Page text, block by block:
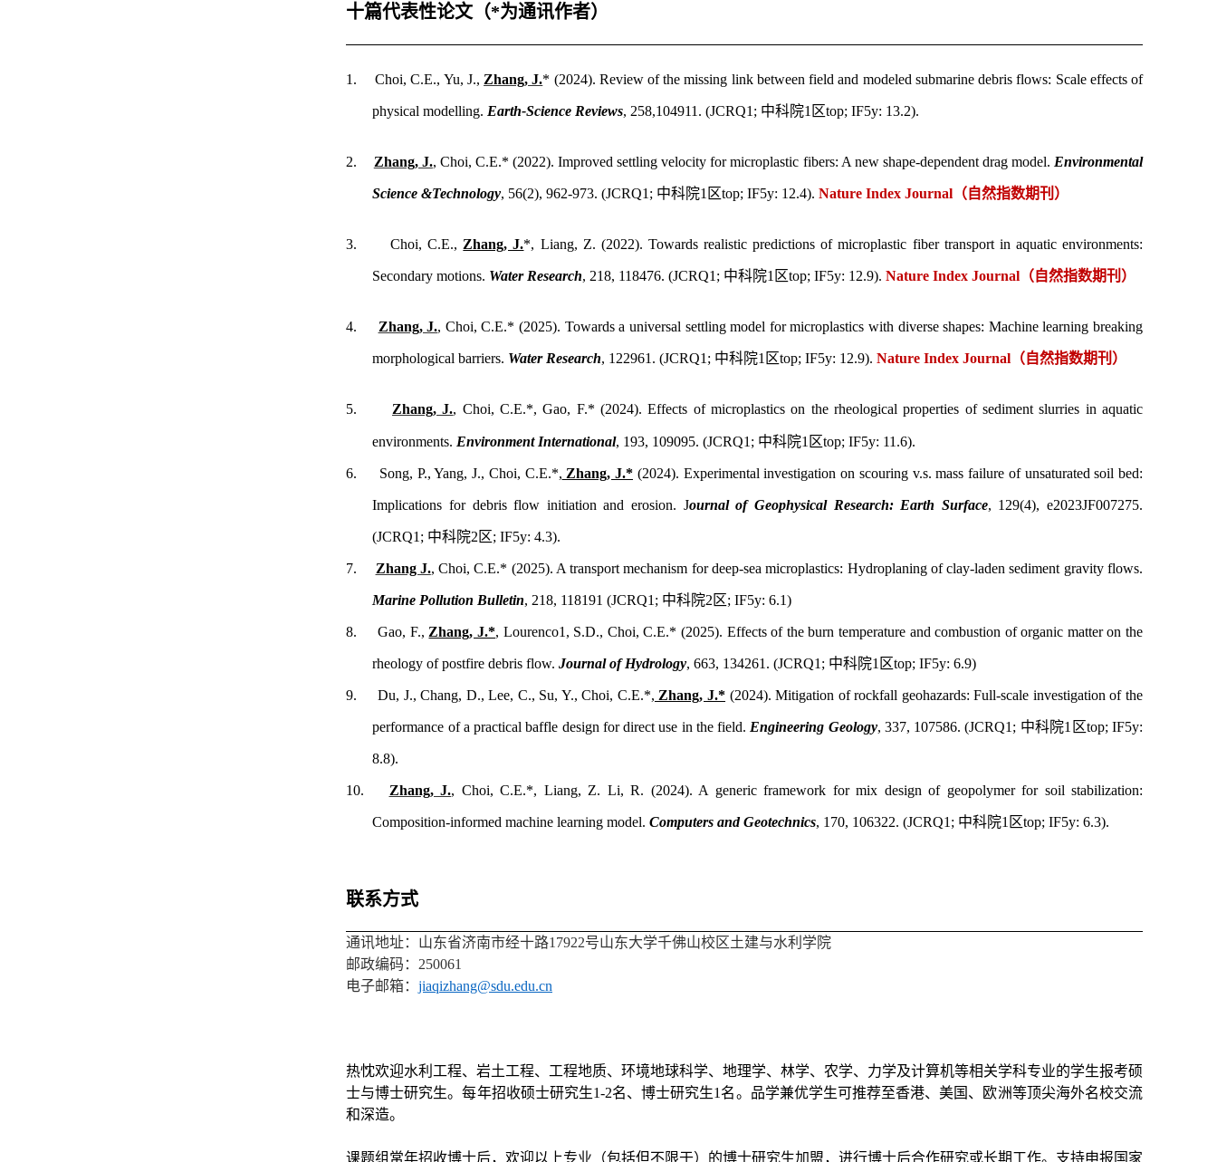
十篇代表性论文（*为通讯作者）
1. Choi, C.E., Yu, J.,Zhang, J.* (2024). Review of the missing link between field and modeled submarine debris flows: Scale effects of
physical modelling.Earth-Science Reviews, 258,104911. (JCRQ1; 中科院1 区top;IF5y: 13.2).
2. Zhang, J., Choi, C.E.* (2022). Improved settling velocity for microplastic fibers: A new shape-dependent drag model. Environmental
Science &Technology, 56(2), 962-973. (JCRQ1; 中科院1 区top; IF5y: 12.4).Nature Index Journal （ 自然指数期刊）
3. Choi, C.E., Zhang, J.*, Liang, Z. (2022). Towards realistic predictions of microplastic fiber transport in aquatic environments:
Secondary motions. Water Research, 218, 118476.(JCRQ1; 中科院1 区top; IF5y: 12.9).Nature Index Journal （自然指数期刊）
4. Zhang, J., Choi, C.E.* (2025). Towards a universal settling model for microplastics with diverse shapes: Machine learning breaking
morphological barriers. Water Research, 122961.(JCRQ1; 中科院1 区top; IF5y: 12.9).Nature Index Journal （自然指数期刊）
5. Zhang, J., Choi, C.E.*, Gao, F.* (2024). Effects of microplastics on the rheological properties of sediment slurries in aquatic
environments. Environment International, 193, 109095. (JCRQ1; 中科院1 区top; IF5y: 11.6).
6. Song, P., Yang, J., Choi, C.E.*, Zhang, J.* (2024). Experimental investigation on scouring v.s. mass failure of unsaturated soil bed:
Implications for debris flow initiation and erosion. Journal of Geophysical Research: Earth Surface, 129(4), e2023JF007275.
(JCRQ1; 中科院2 区; IF5y: 4.3).
7. Zhang J., Choi, C.E.* (2025). A transport mechanism for deep-sea microplastics: Hydroplaning of clay-laden sediment gravity flows.
Marine Pollution Bulletin, 218, 118191 (JCRQ1; 中科院2 区; IF5y: 6.1)
8. Gao, F., Zhang, J.*, Lourenco1, S.D., Choi, C.E.* (2025). Effects of the burn temperature and combustion of organic matter on the
rheology of postfire debris flow.Journal of Hydrology, 663, 134261. (JCRQ1; 中科院1 区top; IF5y: 6.9)
9. Du, J., Chang, D., Lee, C., Su, Y., Choi, C.E.*, Zhang, J.* (2024). Mitigation of rockfall geohazards: Full-scale investigation of the
performance of a practical baffle design for direct use in the field. Engineering Geology, 337, 107586. (JCRQ1; 中科院1 区top; IF5y:
8.8).
10. Zhang, J., Choi, C.E.*, Liang, Z. Li, R. (2024). A generic framework for mix design of geopolymer for soil stabilization:
Composition-informed machine learning model.Computers and Geotechnics, 170, 106322. (JCRQ1; 中科院1 区top; IF5y: 6.3).
联系方式
通讯地址：山东省济南市经十路17922号山东大学千佛山校区土建与水利学院
邮政编码： 250061
电子邮箱： jiaqizhang@sdu.edu.cn
热忱欢迎水利工程、岩土工程、工程地质、环境地球科学、地理学、林学、农学、力学及计算机等相关学科专业的学生报考硕
士与博士研究生。每年招收硕士研究生1-2名、博士研究生1 名。品学兼优学生可推荐至香港、美国、欧洲等顶尖海外名校交流
和深造。
课题组常年招收博士后，欢迎以上专业（包括但不限于）的博士研究生加盟，进行博士后合作研究或长期工作。支持申报国家